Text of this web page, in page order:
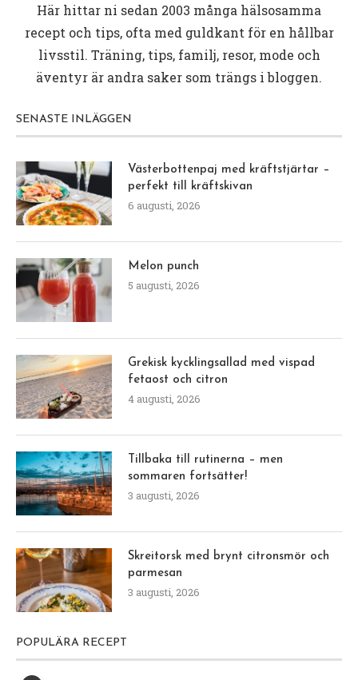
Här hittar ni sedan 2003 många hälsosamma
recept och tips, ofta med guldkant för en hållbar
livsstil. Träning, tips, familj, resor, mode och
äventyr är andra saker som trängs i bloggen.
SENASTE INLÄGGEN
Västerbottenpaj med kräftstjärtar –
perfekt till kräftskivan
6 augusti, 2026
Melon punch
5 augusti, 2026
Grekisk kycklingsallad med vispad
fetaost och citron
4 augusti, 2026
Tillbaka till rutinerna – men
sommaren fortsätter!
3 augusti, 2026
Skreitorsk med brynt citronsmör och
parmesan
3 augusti, 2026
POPULÄRA RECEPT